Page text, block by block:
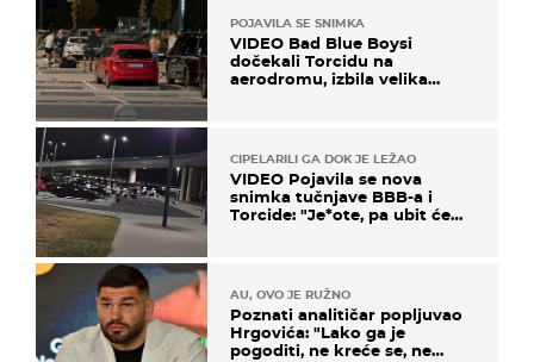
POJAVILA SE SNIMKA
VIDEO Bad Blue Boysi
dočekali Torcidu na
aerodromu, izbila velika
CIPELARILI GA DOK JE LEŽAO
VIDEO Pojavila se nova
snimka tučnjave BBB-a i
Torcide: "Je*ote, pa ubit će
AU, OVO JE RUŽNO
Poznati analitičar popljuvao
Hrgovića: "Lako ga je
pogoditi, ne kreće se, ne